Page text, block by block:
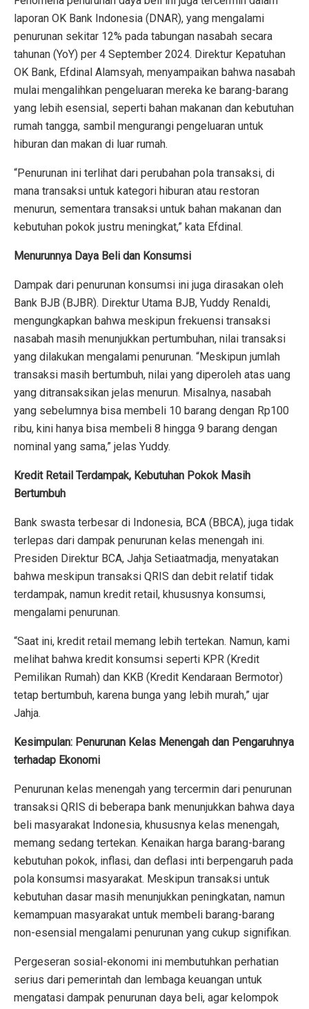
laporan OK Bank Indonesia (DNAR), yang mengalami
penurunan sekitar 12% pada tabungan nasabah secara
tahunan (YoY) per 4 September 2024. Direktur Kepatuhan
OK Bank, Efdinal Alamsyah, menyampaikan bahwa nasabah
mulai mengalihkan pengeluaran mereka ke barang-barang
yang lebih esensial, seperti bahan makanan dan kebutuhan
rumah tangga, sambil mengurangi pengeluaran untuk
hiburan dan makan di luar rumah.
“Penurunan ini terlihat dari perubahan pola transaksi, di
mana transaksi untuk kategori hiburan atau restoran
menurun, sementara transaksi untuk bahan makanan dan
kebutuhan pokok justru meningkat,” kata Efdinal.
Menurunnya Daya Beli dan Konsumsi
Dampak dari penurunan konsumsi ini juga dirasakan oleh
Bank BJB (BJBR). Direktur Utama BJB, Yuddy Renaldi,
mengungkapkan bahwa meskipun frekuensi transaksi
nasabah masih menunjukkan pertumbuhan, nilai transaksi
yang dilakukan mengalami penurunan. “Meskipun jumlah
transaksi masih bertumbuh, nilai yang diperoleh atas uang
yang ditransaksikan jelas menurun. Misalnya, nasabah
yang sebelumnya bisa membeli 10 barang dengan Rp100
ribu, kini hanya bisa membeli 8 hingga 9 barang dengan
nominal yang sama,” jelas Yuddy.
Kredit Retail Terdampak, Kebutuhan Pokok Masih
Bertumbuh
Bank swasta terbesar di Indonesia, BCA (BBCA), juga tidak
terlepas dari dampak penurunan kelas menengah ini.
Presiden Direktur BCA, Jahja Setiaatmadja, menyatakan
bahwa meskipun transaksi QRIS dan debit relatif tidak
terdampak, namun kredit retail, khususnya konsumsi,
mengalami penurunan.
“Saat ini, kredit retail memang lebih tertekan. Namun, kami
melihat bahwa kredit konsumsi seperti KPR (Kredit
Pemilikan Rumah) dan KKB (Kredit Kendaraan Bermotor)
tetap bertumbuh, karena bunga yang lebih murah,” ujar
Jahja.
Kesimpulan: Penurunan Kelas Menengah dan Pengaruhnya
terhadap Ekonomi
Penurunan kelas menengah yang tercermin dari penurunan
transaksi QRIS di beberapa bank menunjukkan bahwa daya
beli masyarakat Indonesia, khususnya kelas menengah,
memang sedang tertekan. Kenaikan harga barang-barang
kebutuhan pokok, inflasi, dan deflasi inti berpengaruh pada
pola konsumsi masyarakat. Meskipun transaksi untuk
kebutuhan dasar masih menunjukkan peningkatan, namun
kemampuan masyarakat untuk membeli barang-barang
non-esensial mengalami penurunan yang cukup signifikan.
Pergeseran sosial-ekonomi ini membutuhkan perhatian
serius dari pemerintah dan lembaga keuangan untuk
mengatasi dampak penurunan daya beli, agar kelompok